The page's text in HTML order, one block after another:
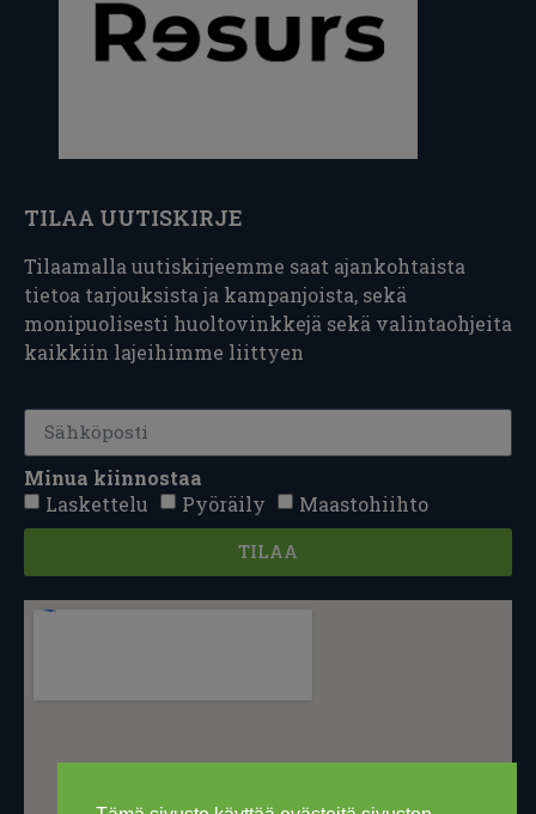
TILAA UUTISKIRJE
Tilaamalla uutiskirjeemme saat ajankohtaista
tietoa tarjouksista ja kampanjoista, sekä
monipuolisesti huoltovinkkejä sekä valintaohjeita
kaikkiin lajeihimme liittyen
Minua kiinnostaa
Laskettelu
Pyöräily Maastohiihto
TILAA